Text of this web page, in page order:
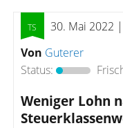
30. Mai 2022
Von Guterer
Status:
Weniger Lohn